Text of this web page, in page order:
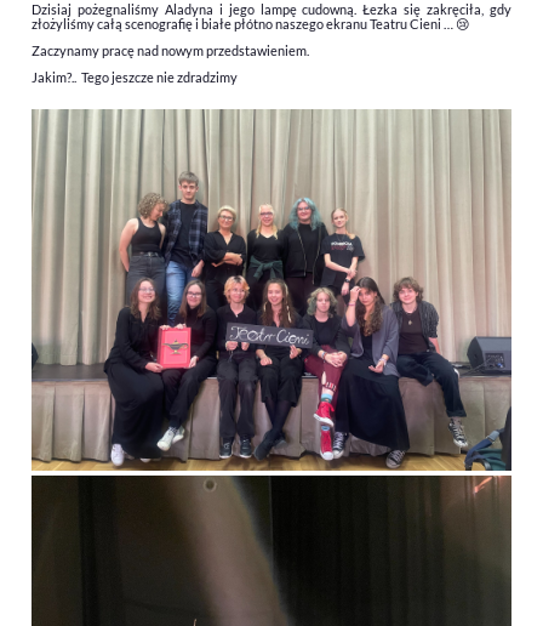
Dzisiaj pożegnaliśmy Aladyna i jego lampę cudowną. Łezka się zakręciła, gdy
złożyliśmy całą scenografię i białe płótno naszego ekranu Teatru Cieni …
😢
Zaczynamy pracę nad nowym przedstawieniem.
Jakim?.. Tego jeszcze nie zdradzimy